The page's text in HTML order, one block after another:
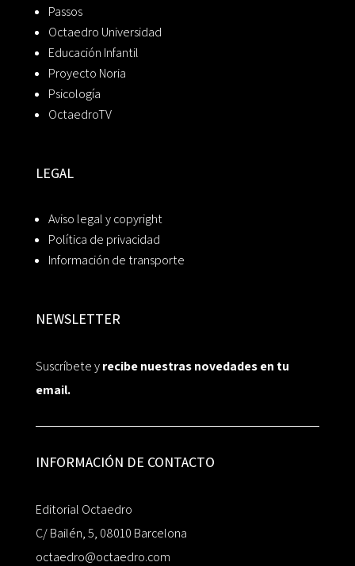
Passos
Octaedro Universidad
Educación Infantil
Proyecto Noria
Psicología
OctaedroTV
LEGAL
Aviso legal y copyright
Política de privacidad
Información de transporte
NEWSLETTER
Suscríbete yrecibe nuestras novedades en tu
email.
INFORMACIÓN DE CONTACTO
Editorial Octaedro
C/ Bailén, 5, 08010 Barcelona
octaedro@octaedro.com